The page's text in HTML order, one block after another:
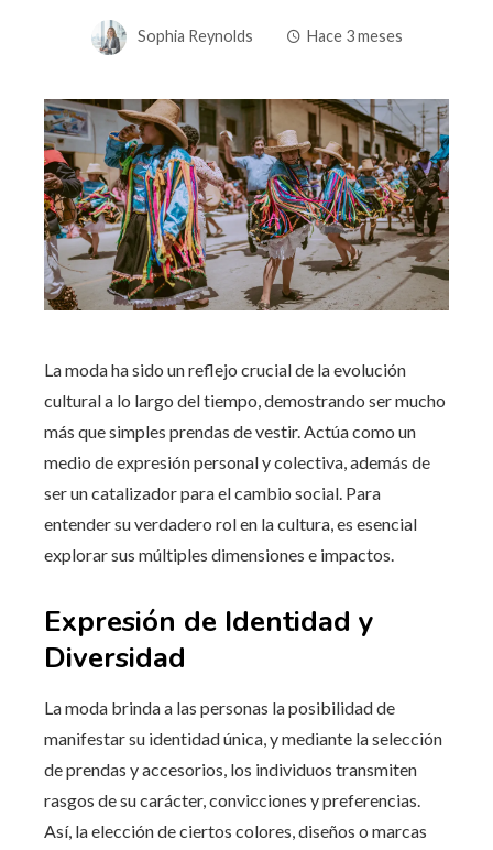
Sophia Reynolds Hace 3 meses
La moda ha sido un reflejo crucial de la evolución
cultural a lo largo del tiempo, demostrando ser mucho
más que simples prendas de vestir. Actúa como un
medio de expresión personal y colectiva, además de
ser un catalizador para el cambio social. Para
entender su verdadero rol en la cultura, es esencial
explorar sus múltiples dimensiones e impactos.
Expresión de Identidad y
Diversidad
La moda brinda a las personas la posibilidad de
manifestar su identidad única, y mediante la selección
de prendas y accesorios, los individuos transmiten
rasgos de su carácter, convicciones y preferencias.
Así, la elección de ciertos colores, diseños o marcas